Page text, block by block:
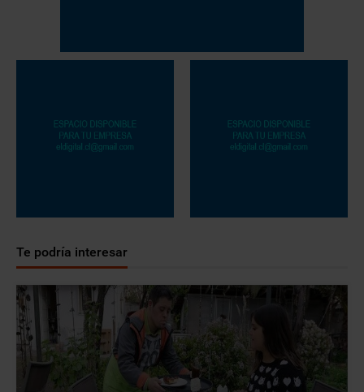
Te podría interesar